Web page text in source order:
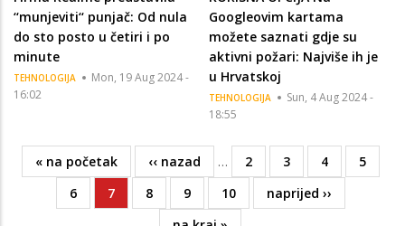
‘‘munjeviti‘‘ punjač: Od nula
do sto posto u četiri i po
minute
TEHNOLOGIJA
Mon, 19 Aug 2024 -
16:02
Googleovim kartama
možete saznati gdje su
aktivni požari: Najviše ih je
u Hrvatskoj
TEHNOLOGIJA
Sun, 4 Aug 2024 -
18:55
Pagination
First
page
« na početak
Previous
page
‹‹ nazad … Page
2 Page
3 Page
4 Page
5
Page
6
Current
page
7 Page
8 Page
9 Page
10
Next
page
naprijed ››